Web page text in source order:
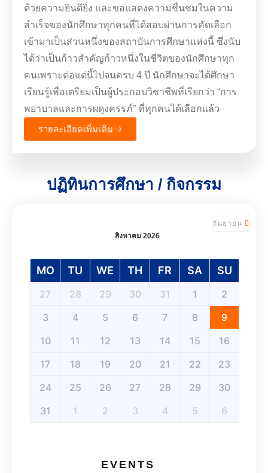
ด้วยความยินดียิ่ง และขอแสดงความชื่นชมในความ
สำเร็จของนักศึกษาทุกคนที่ได้สอบผ่านการคัดเลือก
เข้ามาเป็นส่วนหนึ่งของสถาบันการศึกษาแห่งนี้ ซึ่งนับ
ได้ว่าเป็นก้าวสำคัญก้าวหนึ่งในชีวิตของนักศึกษาทุก
คนเพราะต่อแต่นี้ไปจนครบ 4 ปี นักศึกษาจะได้ศึกษา
เรียนรู้เพื่อเตรียมเป็นผู้ประกอบวิชาชีพที่เรียกว่า “การ
พยาบาลและการผดุงครรภ์” ที่ทุกคนได้เลือกแล้ว
รายละเอียดเพิ่มเติม
ปฏิทินการศึกษา / กิจกรรม
สิงหาคม 2026
กันยายน
MO TU WE TH FR SA SU
27 28 29 30 31 1
2
3
4 5 6 7 8
9
10
11 12 13 14 15
16
17
18 19 20 21 22
23
24
25 26 27 28 29
30
31
1 2 3 4 5 6
EVENTS